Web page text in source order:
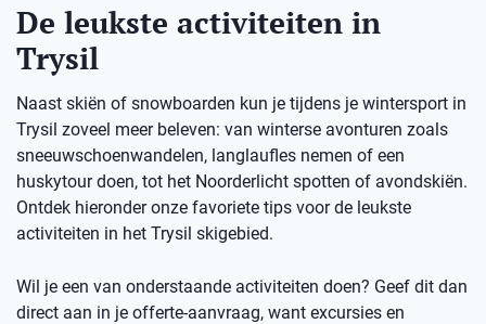
De leukste activiteiten in
Trysil
Naast skiën of snowboarden kun je tijdens je wintersport in
Trysil zoveel meer beleven: van winterse avonturen zoals
sneeuwschoenwandelen, langlaufles nemen of een
huskytour doen, tot het Noorderlicht spotten of avondskiën.
Ontdek hieronder onze favoriete tips voor de leukste
activiteiten in het Trysil skigebied.
Wil je een van onderstaande activiteiten doen? Geef dit dan
direct aan in je offerte-aanvraag, want excursies en